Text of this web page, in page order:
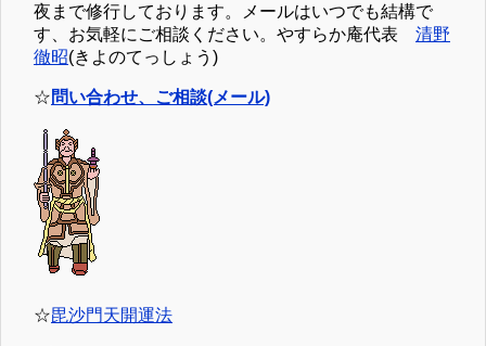
夜まで修行しております。メールはいつでも結構で
す、お気軽にご相談ください。やすらか庵代表 清野
徹昭(きよのてっしょう)
☆問い合わせ、ご相談(メール)
☆毘沙門天開運法